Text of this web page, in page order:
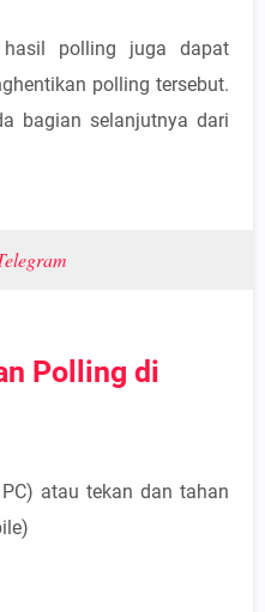
polling juga dapat
polling tersebut.
bagian selanjutnya dari
Polling di
atau tekan dan tahan